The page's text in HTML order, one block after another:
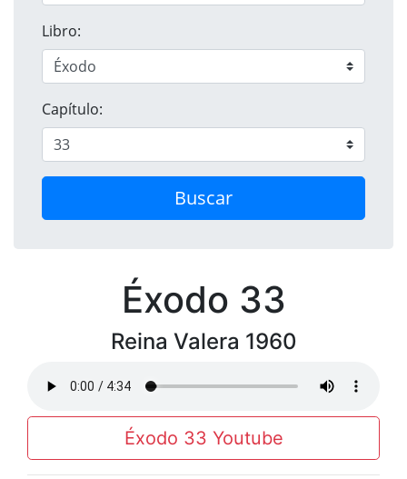
Libro:
Capítulo:
Buscar
Éxodo 33
Reina Valera 1960
Éxodo 33 Youtube